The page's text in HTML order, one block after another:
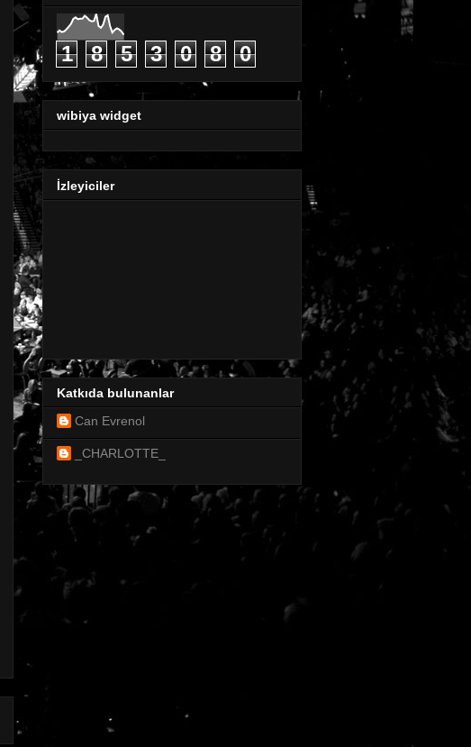
1 8 5 3 0 8 0
wibiya widget
İzleyiciler
Katkıda bulunanlar
Can Evrenol
_CHARLOTTE_